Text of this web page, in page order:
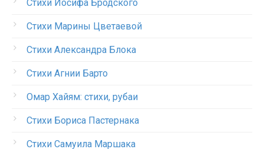
Стихи Иосифа Бродского
Стихи Марины Цветаевой
Стихи Александра Блока
Стихи Агнии Барто
Омар Хайям: стихи, рубаи
Стихи Бориса Пастернака
Стихи Самуила Маршака